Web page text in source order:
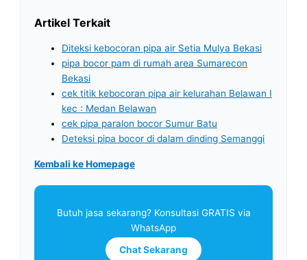
Artikel Terkait
Diteksi kebocoran pipa air Setia Mulya Bekasi
pipa bocor pam di rumah area Sumarecon
Bekasi
cek titik kebocoran pipa air kelurahan Belawan I
kec : Medan Belawan
cek pipa paralon bocor Sumur Batu
Deteksi pipa bocor di dalam dinding Semanggi
Kembali ke Homepage
Butuh jasa sekarang? Konsultasi GRATIS via
WhatsApp
Chat Sekarang